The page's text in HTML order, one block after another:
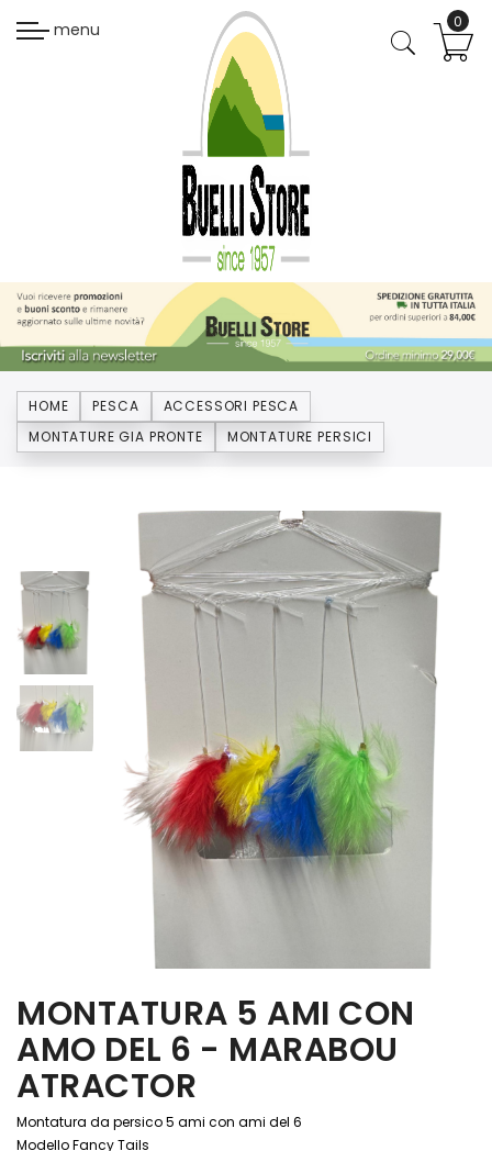
menu
HOME PESCA
ACCESSORI PESCA
MONTATURE GIA PRONTE
MONTATURE PERSICI
MONTATURA 5 AMI CON
AMO DEL 6 - MARABOU
ATRACTOR
Montatura da persico 5 ami con ami del 6
Modello Fancy Tails